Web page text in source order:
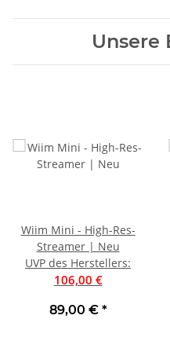
Unsere
Wiim Mini - High-Res-
Streamer | Neu
UVP des Herstellers:
106,00 €
89,00 € *